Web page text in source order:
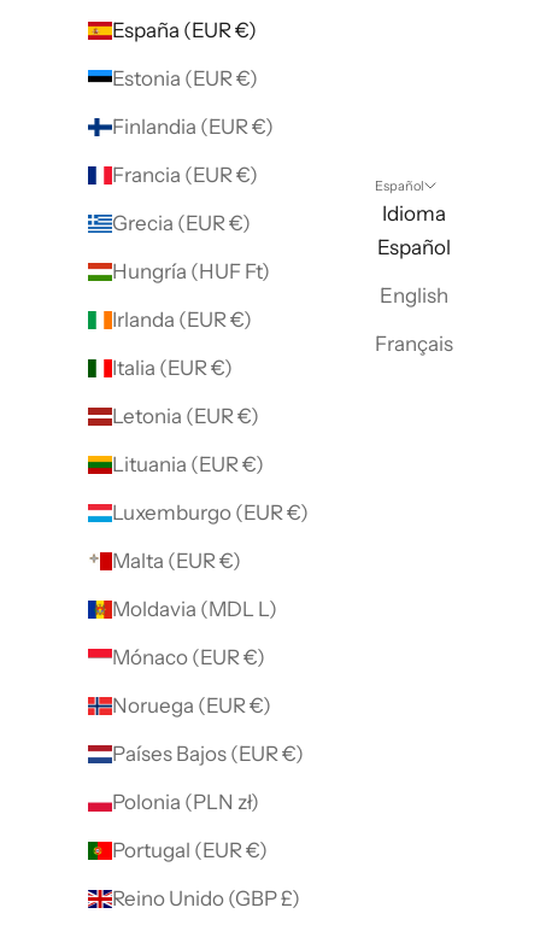
España (EUR €)
Estonia (EUR €)
Finlandia (EUR €)
Francia (EUR €)
Grecia (EUR €)
Hungría (HUF Ft)
Irlanda (EUR €)
Italia (EUR €)
Letonia (EUR €)
Lituania (EUR €)
Luxemburgo (EUR €)
Malta (EUR €)
Moldavia (MDL L)
Mónaco (EUR €)
Noruega (EUR €)
Países Bajos (EUR €)
Polonia (PLN zł)
Portugal (EUR €)
Reino Unido (GBP £)
Español
Idioma
Español
English
Français